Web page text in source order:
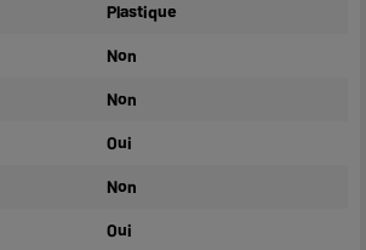
Plastique
Non
Non
Oui
Non
Oui